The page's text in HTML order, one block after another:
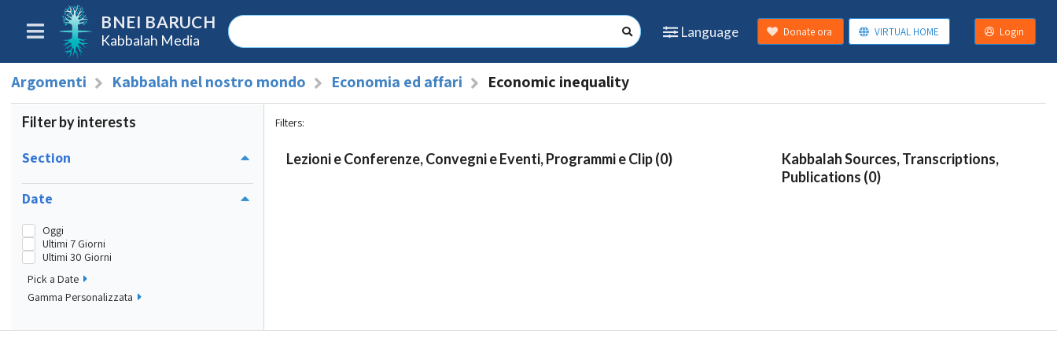
BNEI BARUCH
Kabbalah Media
Language Donate ora VIRTUAL HOME Login
Argomenti Kabbalah nel nostro mondo Economia ed affari Economic inequality
Filter by interests
Section
Date
Oggi
Ultimi 7 Giorni
Ultimi 30 Giorni
Pick a Date
Gamma Personalizzata
Filters:
Lezioni e Conferenze, Convegni e Eventi, Programmi e Clip (0)
Kabbalah Sources, Transcriptions,
Publications (0)